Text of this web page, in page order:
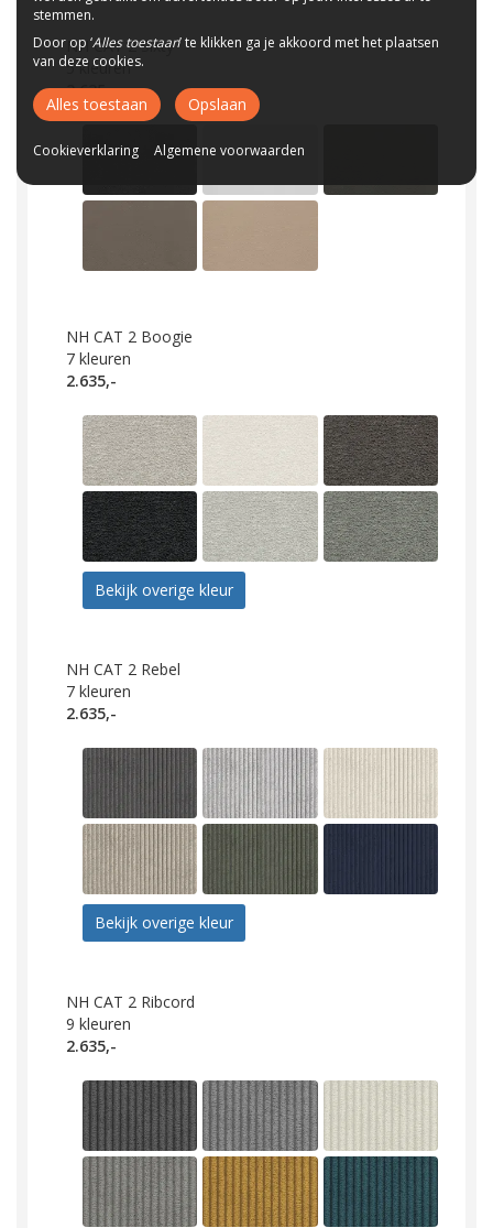
NH CAT 2 Sixty
5 kleuren
2.635,-
NH CAT 2 Boogie
7 kleuren
2.635,-
Bekijk overige kleur
NH CAT 2 Rebel
7 kleuren
2.635,-
Bekijk overige kleur
NH CAT 2 Ribcord
9 kleuren
2.635,-
stemmen.
Door op ‘Alles toestaan’ te klikken ga je akkoord met het plaatsen
van deze cookies.
Alles toestaan Opslaan
Cookieverklaring Algemene voorwaarden